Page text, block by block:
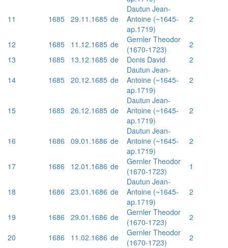
11 1685 29.11.1685 de
Dautun Jean-
Antoine (~1645-
ap.1719)
2
12 1685 11.12.1685 de
Gernler Theodor
(1670-1723)
2
13
1685 13.12.1685 de Donis David
2
14
1685 20.12.1685 de
Dautun Jean-
Antoine (~1645-
ap.1719)
2
15 1685 26.12.1685 de
Dautun Jean-
Antoine (~1645-
ap.1719)
2
16 1686 09.01.1686 de
Dautun Jean-
Antoine (~1645-
ap.1719)
2
17 1686 12.01.1686 de
Gernler Theodor
(1670-1723)
1
18 1686 23.01.1686 de
Dautun Jean-
Antoine (~1645-
ap.1719)
2
19 1686 29.01.1686 de
Gernler Theodor
(1670-1723)
2
20
1686 11.02.1686 de
Gernler Theodor
(1670-1723)
2